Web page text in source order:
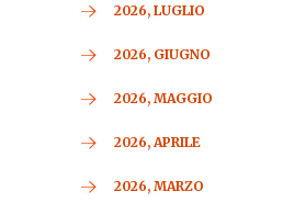
2026, LUGLIO
2026, GIUGNO
2026, MAGGIO
2026, APRILE
2026, MARZO